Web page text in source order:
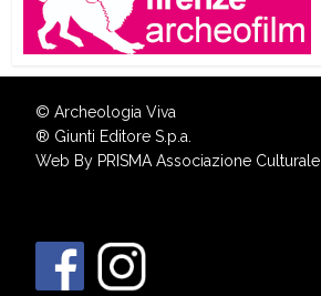
© Archeologia Viva
® Giunti Editore S.p.a.
Web By PRISMA Associazione Culturale